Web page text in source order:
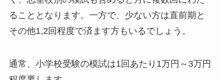
ることとなります。一方で、少ない方は直前期と
その他1,2回程度で済ます方もいるでしょう。
通常、小学校受験の模試は1回あたり1万円～3万円